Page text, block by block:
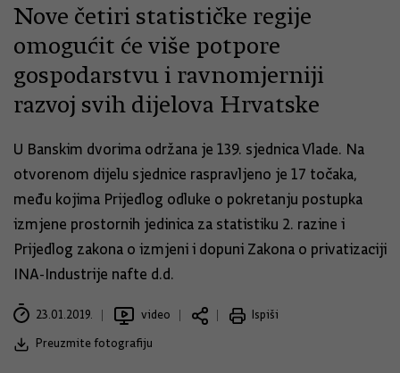
Nove četiri statističke regije
omogućit će više potpore
gospodarstvu i ravnomjerniji
razvoj svih dijelova Hrvatske
U Banskim dvorima održana je 139. sjednica Vlade. Na
otvorenom dijelu sjednice raspravljeno je 17 točaka,
među kojima Prijedlog odluke o pokretanju postupka
izmjene prostornih jedinica za statistiku 2. razine i
Prijedlog zakona o izmjeni i dopuni Zakona o privatizaciji
INA-Industrije nafte d.d.
23.01.2019. video
Ispiši
Preuzmite fotografiju